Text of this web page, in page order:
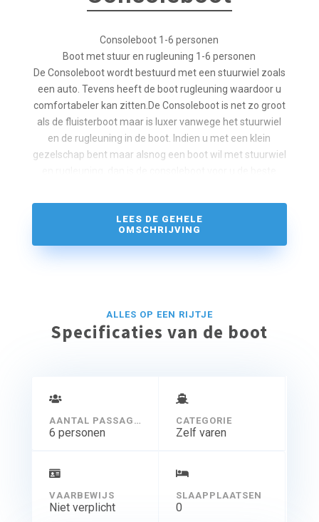
Consoleboot 1-6 personen
Boot met stuur en rugleuning 1-6 personen
De Consoleboot wordt bestuurd met een stuurwiel zoals
een auto. Tevens heeft de boot rugleuning waardoor u
comfortabeler kan zitten.De Consoleboot is net zo groot
als de fluisterboot maar is luxer vanwege het stuurwiel
en de rugleuning in de boot. Indien u met een klein
gezelschap bent maar alsnog een boot wil met stuurwiel
LEES DE GEHELE
OMSCHRIJVING
ALLES OP EEN RIJTJE
Specificaties van de boot
AANTAL PASSAGIERS
6 personen
CATEGORIE
Zelf varen
VAARBEWIJS
Niet verplicht
SLAAPPLAATSEN
0